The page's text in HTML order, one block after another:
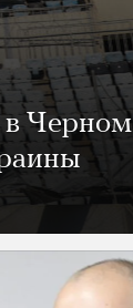
в Черном